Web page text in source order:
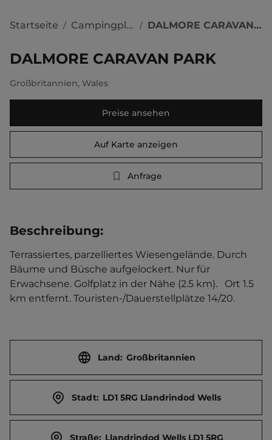
Startseite / Campingplätze / DALMORE CARAVAN PARK
DALMORE CARAVAN PARK
Großbritannien, Wales
Preise ansehen
Auf Karte anzeigen
Anfrage
Beschreibung:
Terrassiertes, parzelliertes Wiesengelände. Durch
Bäume und Büsche aufgelockert. Nur für
Erwachsene. Golfplatz in der Nähe (2.5 km).   Ort 1.5
km entfernt. Touristen-/Dauerstellplätze 14/20.
Land: Großbritannien
Stadt: LD1 5RG Llandrindod Wells
Straße: Llandrindod Wells LD1 5RG